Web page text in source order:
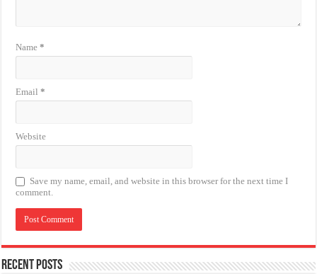
Name*
Email*
Website
Save my name, email, and website in this browser for the next time I
comment.
Recent Posts